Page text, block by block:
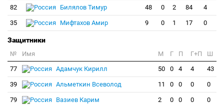
82 Билялов Тимур 48 0 2 84 4
35 Мифтахов Амир 9 0 1 17 0
Защитники
№ Имя M Г П Г+П
Ш
77
Адамчук Кирилл 50 0 4 4 43
39 Альметкин Всеволод 11 0 0 0 0
79 Вазиев Карим 2 0 0 0 0